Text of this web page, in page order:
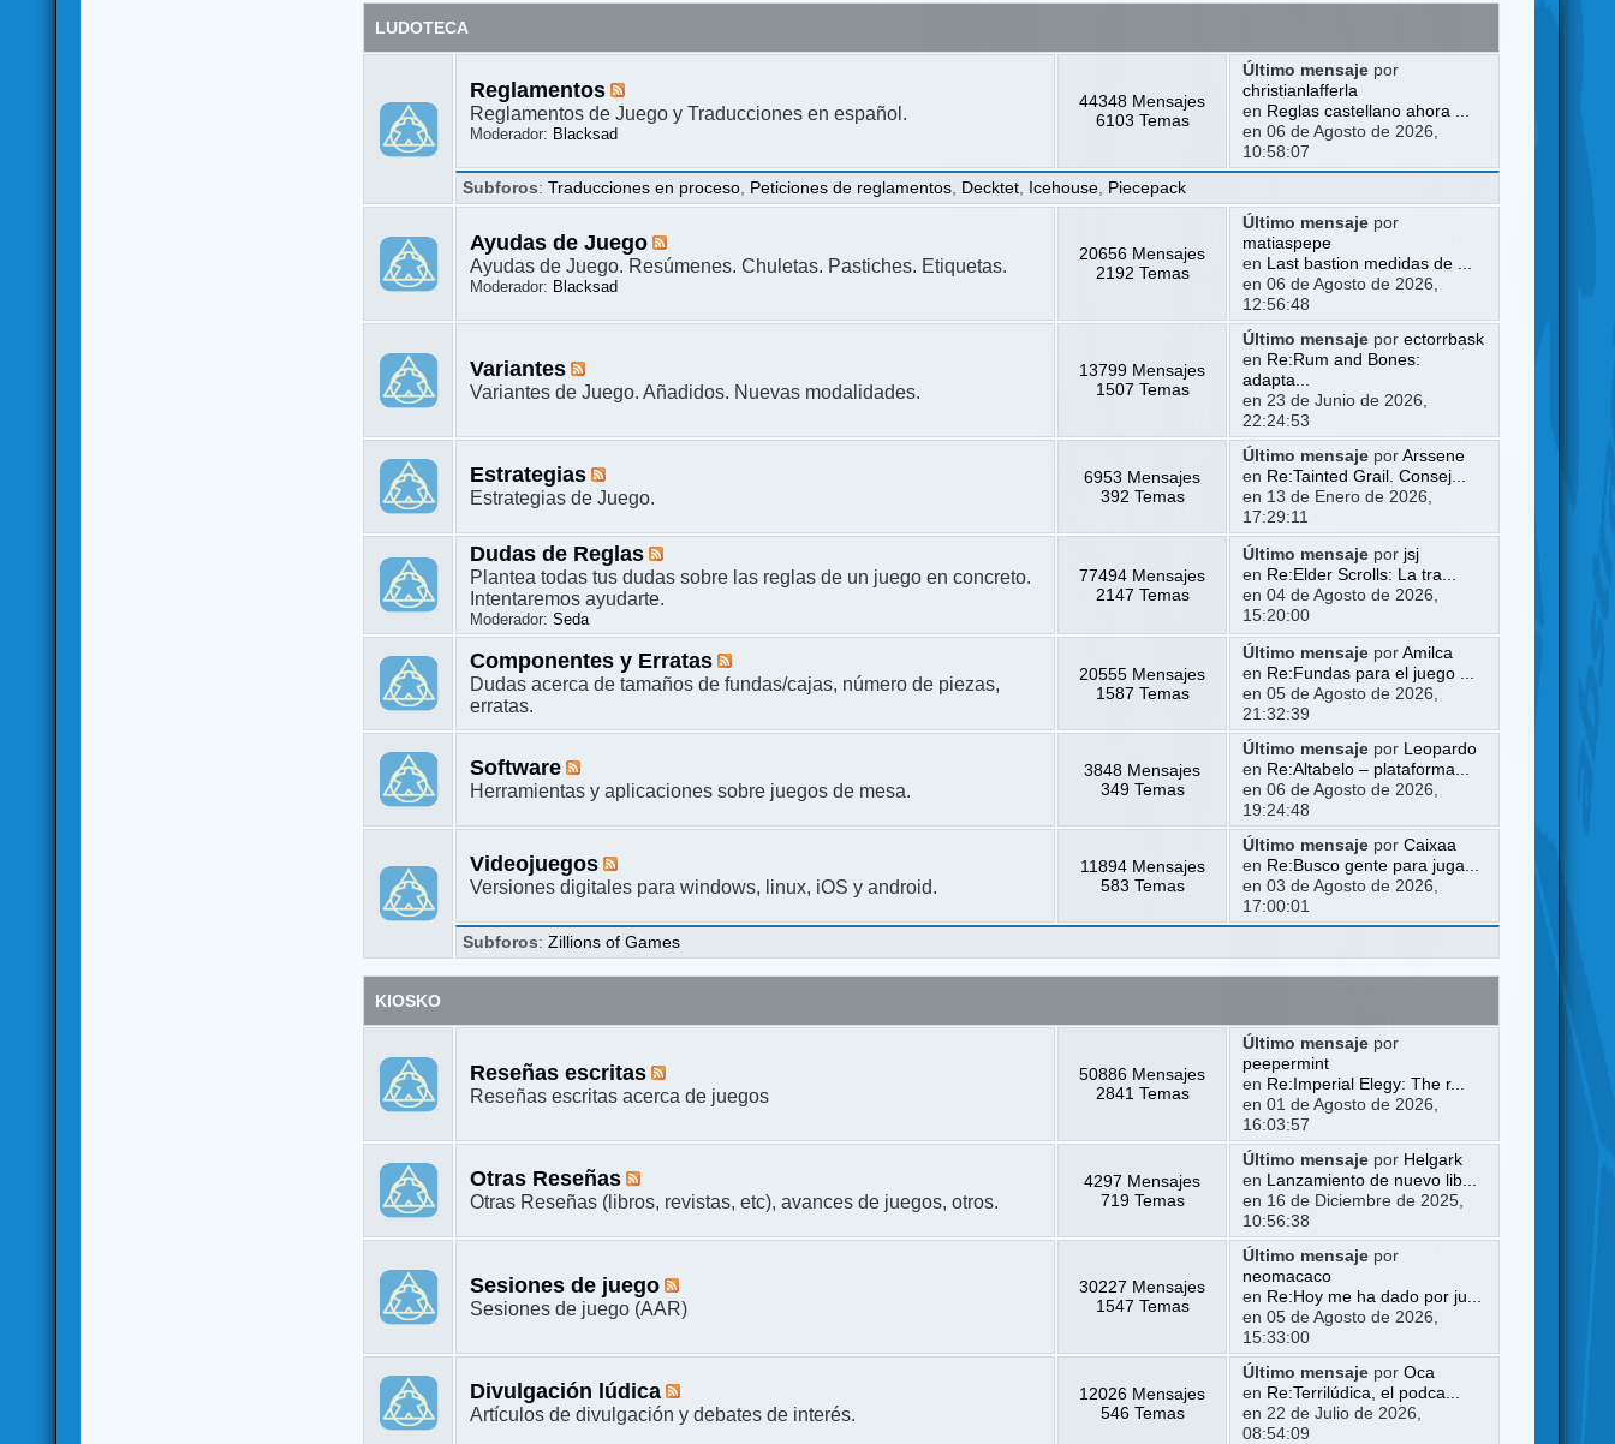
LUDOTECA
Reglamentos
Reglamentos de Juego y Traducciones en español.
Moderador: Blacksad
44348 Mensajes
6103 Temas
Último mensajepor
christianlafferla
en Reglas castellano ahora ...
en 06 de Agosto de 2026,
10:58:07
Subforos:Traducciones en proceso Peticiones de reglamentos Decktet Icehouse Piecepack
Ayudas de Juego
Ayudas de Juego. Resúmenes. Chuletas. Pastiches. Etiquetas.
Moderador: Blacksad
20656 Mensajes
2192 Temas
Último mensajepor
matiaspepe
en
Last bastion medidas de ...
en 06 de Agosto de 2026,
12:56:48
Variantes
Variantes de Juego. Añadidos. Nuevas modalidades.
13799 Mensajes
1507 Temas
Último mensajepor ectorrbask
en Re:Rum and Bones:
adapta...
en 23 de Junio de 2026,
22:24:53
Estrategias
Estrategias de Juego.
6953 Mensajes
392 Temas
Último mensajepor Arssene
en Re:Tainted Grail. Consej...
en 13 de Enero de 2026,
17:29:11
Dudas de Reglas
Plantea todas tus dudas sobre las reglas de un juego en concreto.
Intentaremos ayudarte.
Moderador:Seda
77494 Mensajes
2147 Temas
Último mensajepor jsj
en Re:Elder Scrolls: La tra...
en 04 de Agosto de 2026,
15:20:00
Componentes y Erratas
Dudas acerca de tamaños de fundas/cajas, número de piezas,
erratas.
20555 Mensajes
1587 Temas
Último mensajepor Amilca
en Re:Fundas para el juego ...
en 05 de Agosto de 2026,
21:32:39
Software
Herramientas y aplicaciones sobre juegos de mesa.
3848 Mensajes
349 Temas
Último mensajepor
Leopardo
en Re:Altabelo – plataforma...
en 06 de Agosto de 2026,
19:24:48
Videojuegos
Versiones digitales para windows, linux, iOS y android.
11894 Mensajes
583 Temas
Último mensajepor Caixaa
en Re:Busco gente para juga...
en 03 de Agosto de 2026,
17:00:01
Subforos:Zillions of Games
KIOSKO
Reseñas escritas
Reseñas escritas acerca de juegos
50886 Mensajes
2841 Temas
Último mensajepor
peepermint
en Re:Imperial Elegy: The r...
en 01 de Agosto de 2026,
16:03:57
Otras Reseñas
Otras Reseñas (libros, revistas, etc), avances de juegos, otros.
4297 Mensajes
719 Temas
Último mensajepor Helgark
en
Lanzamiento de nuevo lib...
en 16 de Diciembre de 2025,
10:56:38
Sesiones de juego
Sesiones de juego (AAR)
30227 Mensajes
1547 Temas
Último mensajepor
neomacaco
en Re:Hoy me ha dado por ju...
en 05 de Agosto de 2026,
15:33:00
Divulgación lúdica
Artículos de divulgación y debates de interés.
12026 Mensajes
546 Temas
Último mensajepor Oca
en Re:Terrilúdica, el podca...
en 22 de Julio de 2026,
08:54:09